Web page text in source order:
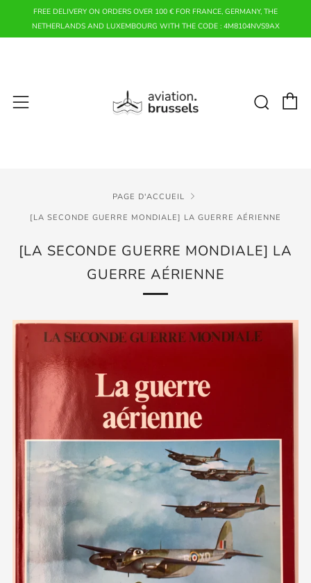
FREE DELIVERY ON ORDERS OVER 100 € FOR FRANCE, GERMANY, THE
NETHERLANDS AND LUXEMBOURG WITH THE CODE : 4M8104NVS9AX
Menu
PAGE D'ACCUEIL
[LA SECONDE GUERRE MONDIALE] LA GUERRE AÉRIENNE
[LA SECONDE GUERRE MONDIALE] LA
GUERRE AÉRIENNE